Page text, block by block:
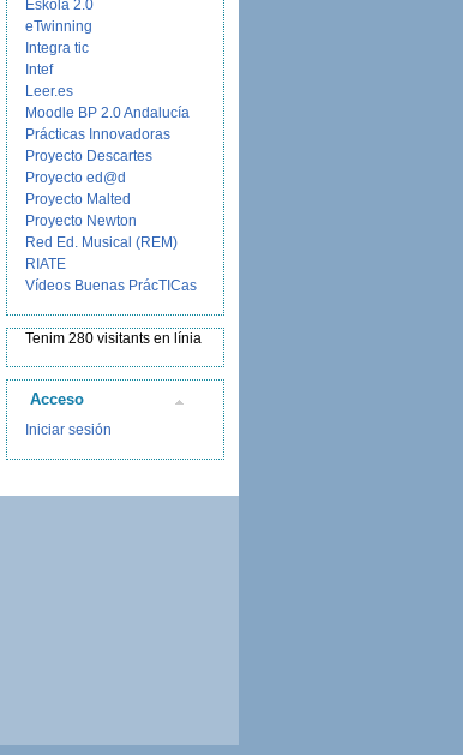
Eskola 2.0
eTwinning
Integra tic
Intef
Leer.es
Moodle BP 2.0 Andalucía
Prácticas Innovadoras
Proyecto Descartes
Proyecto ed@d
Proyecto Malted
Proyecto Newton
Red Ed. Musical (REM)
RIATE
Vídeos Buenas PrácTICas
Tenim 280 visitants en línia
Acceso
Iniciar sesión